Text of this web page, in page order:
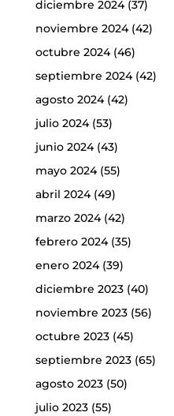
diciembre 2024(37)
noviembre 2024(42)
octubre 2024(46)
septiembre 2024(42)
agosto 2024(42)
julio 2024(53)
junio 2024(43)
mayo 2024(55)
abril 2024(49)
marzo 2024(42)
febrero 2024(35)
enero 2024(39)
diciembre 2023(40)
noviembre 2023(56)
octubre 2023(45)
septiembre 2023(65)
agosto 2023(50)
julio 2023(55)